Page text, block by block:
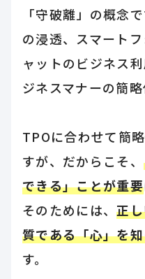
「守破離」の概念
の浸透、スマート
ャットのビジネス
ジネスマナーの簡略
TPOに合わせて簡
すが、だからこそ、
できる」ことが重要
そのためには、正
質である「心」を
す。